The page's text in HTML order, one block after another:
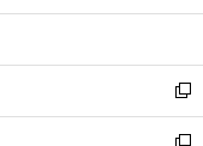
開
ウ
開
く
ン
ウ
で
開
く
ウ
ン
ド
ウ
新
し